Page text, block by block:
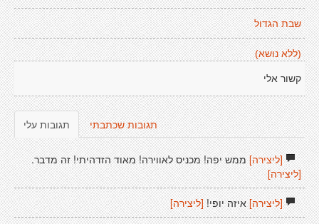
שבת הגדול
(ללא נושא)
קשור אלי
תגובות עלי תגובות שכתבתי
[ליצירה]ממש יפה! מכניס לאווירה! מאוד הזדהיתי! זה מדבר.
[ליצירה]
[ליצירה]איזה יופי! [ליצירה]